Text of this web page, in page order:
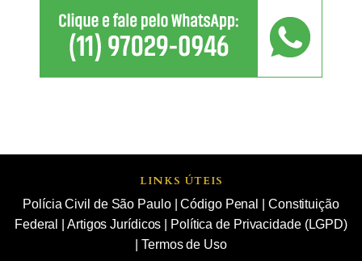
LINKS ÚTEIS
Polícia Civil de São Paulo|Código Penal
Constituição
Federal
Artigos Jurídicos
Política de Privacidade (LGPD)
|Termos de Uso